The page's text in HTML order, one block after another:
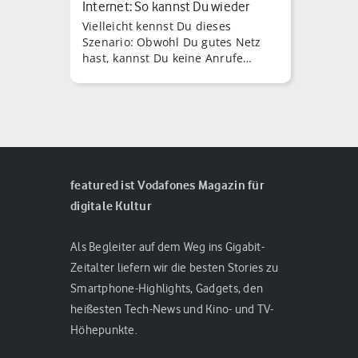
Internet: So kannst Du wieder
telefo…
Vielleicht kennst Du dieses
Szenario: Obwohl Du gutes Netz
hast, kannst Du keine Anrufe
featured ist Vodafones Magazin für
digitale Kultur
Als Begleiter auf dem Weg ins Gigabit-
Zeitalter liefern wir die besten Stories zu
Smartphone-Highlights, Gadgets, den
heißesten Tech-News und Kino- und TV-
Höhepunkte.